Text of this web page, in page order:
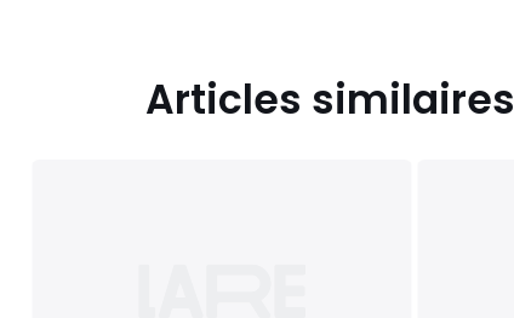
Articles similaires